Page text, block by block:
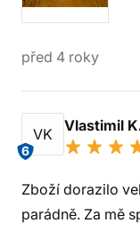
před 4 roky
VK
6
Vlastimil
Zboží dorazilo
parádně. Za mě